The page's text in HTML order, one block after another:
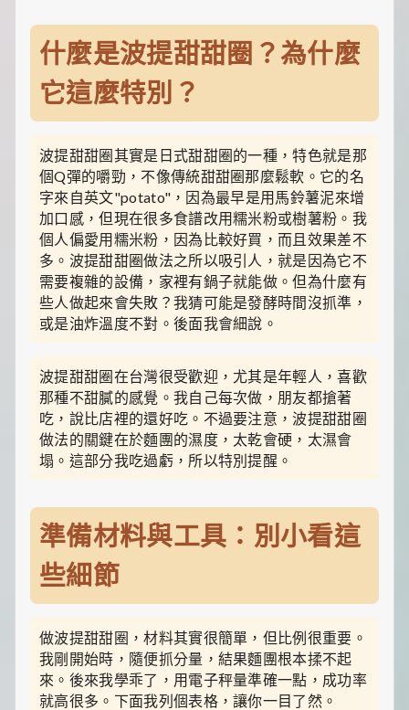
還
暖
物
飼
養
經
和
綠
植
護
知
識。
每
天
現
一
點
生
活
小
讓
平
凡
子
閃
發
光！
什麼是波提甜甜圈？為什麼
它這麼特別？
波提甜甜圈其實是日式甜甜圈的一種，特色就是那
個Q彈的嚼勁，不像傳統甜甜圈那麼鬆軟。它的名
字來自英文"potato"，因為最早是用馬鈴薯泥來增
加口感，但現在很多食譜改用糯米粉或樹薯粉。我
個人偏愛用糯米粉，因為比較好買，而且效果差不
多。波提甜甜圈做法之所以吸引人，就是因為它不
需要複雜的設備，家裡有鍋子就能做。但為什麼有
些人做起來會失敗？我猜可能是發酵時間沒抓準，
或是油炸溫度不對。後面我會細說。
波提甜甜圈在台灣很受歡迎，尤其是年輕人，喜歡
那種不甜膩的感覺。我自己每次做，朋友都搶著
吃，說比店裡的還好吃。不過要注意，波提甜甜圈
做法的關鍵在於麵團的濕度，太乾會硬，太濕會
塌。這部分我吃過虧，所以特別提醒。
準備材料與工具：別小看這
些細節
做波提甜甜圈，材料其實很簡單，但比例很重要。
我剛開始時，隨便抓分量，結果麵團根本揉不起
來。後來我學乖了，用電子秤量準確一點，成功率
就高很多。下面我列個表格，讓你一目了然。